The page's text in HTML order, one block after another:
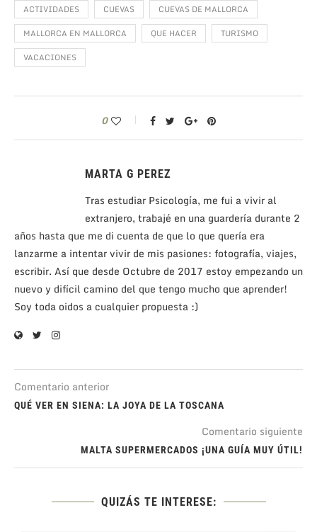
ACTIVIDADES CUEVAS
CUEVAS DE MALLORCA
MALLORCA EN MALLORCA
QUE HACER
TURISMO
VACACIONES
0
MARTA G PEREZ
Tras estudiar Psicología, me fui a vivir al
extranjero, trabajé en una guardería durante 2
años hasta que me di cuenta de que lo que quería era
lanzarme a intentar vivir de mis pasiones: fotografía, viajes,
escribir. Así que desde Octubre de 2017 estoy empezando un
nuevo y difícil camino del que tengo mucho que aprender!
Soy toda oidos a cualquier propuesta :)
Comentario anterior
QUÉ VER EN SIENA: LA JOYA DE LA TOSCANA
Comentario siguiente
MALTA SUPERMERCADOS ¡UNA GUÍA MUY ÚTIL!
QUIZÁS TE INTERESE: